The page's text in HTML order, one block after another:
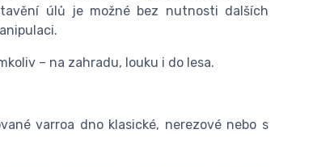
úlů je možné bez nutnosti dalších
– na zahradu, louku i do lesa.
varroa dno klasické, nerezové nebo s